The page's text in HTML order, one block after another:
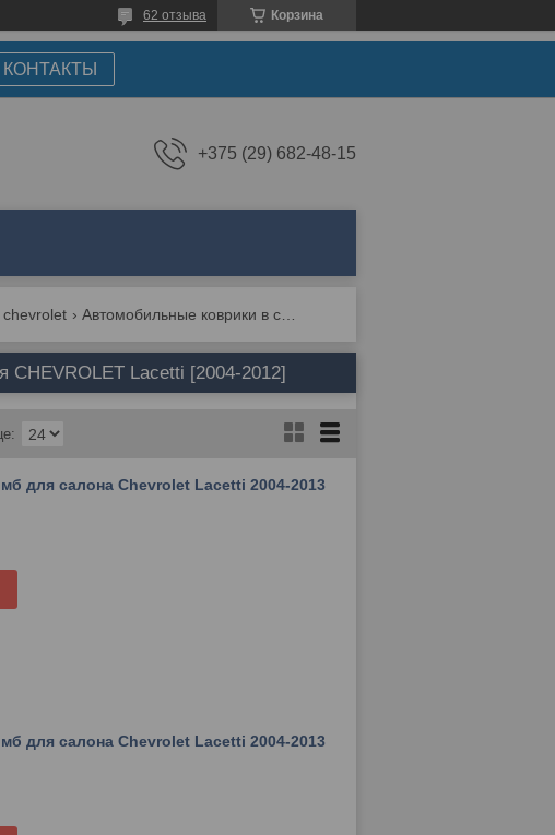
Корзина
62 отзыва
КОНТАКТЫ
+375 (29) 682-48-15
chevrolet
CHEVROLET Lacetti [2004-2012]
для салона Chevrolet Lacetti 2004-2013
для салона Chevrolet Lacetti 2004-2013